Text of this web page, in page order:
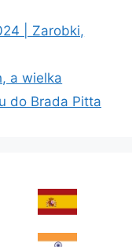
| Zarobki,
a wielka
do Brada Pitta